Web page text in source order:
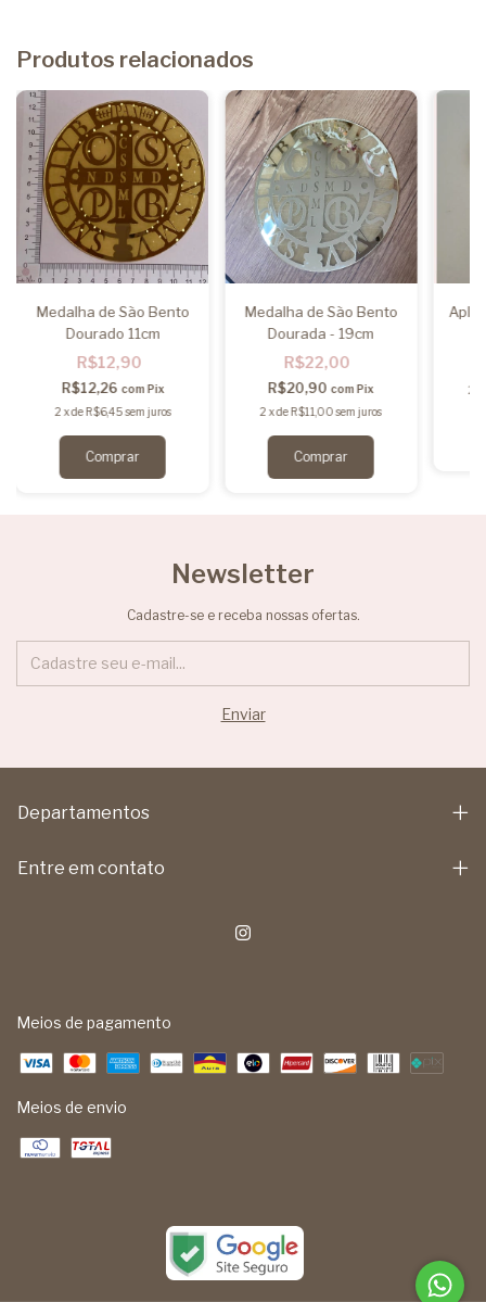
Produtos relacionados
Medalha de São Bento
Dourado 11cm
R$12,90
R$12,26 com Pix
2 xdeR$6,45sem juros
Medalha de São Bento
Dourada - 19cm
R$22,00
R$20,90com Pix
2 xdeR$11,00 sem juros
2
Newsletter
Cadastre-se e receba nossas ofertas.
Departamentos
Entre em contato
Meios de pagamento
Meios de envio